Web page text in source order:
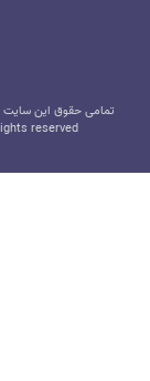
تمامی حقوق این سایت
reserved